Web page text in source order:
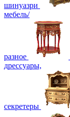
шинуазри
мебель/
разное
дрессуары,
секретеры